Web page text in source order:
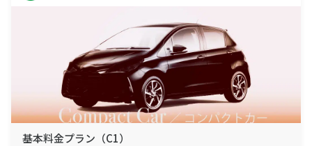
基本料金プラン（C1）